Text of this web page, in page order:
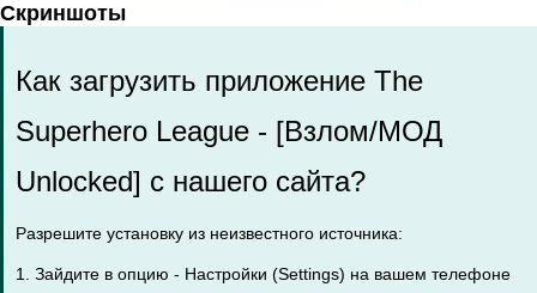
Скриншоты
Как загрузить приложение The
Superhero League - [Взлом/МОД
Unlocked] с нашего сайта?
Разрешите установку из неизвестного источника:
1. Зайдите в опцию - Настройки (Settings) на вашем телефоне